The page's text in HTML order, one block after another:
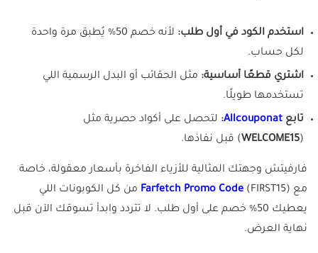
استخدم الكود في أول طلب:
لأنه خصم 50% يُطبق مرة واحدة
لكل حساب.
اشتري قطعًا أساسية: مثل الحقائب أو البدل الرسمية اللي
تستخدمها طويلًا.
تابع Allcouponat
: لتحصل على أكواد حصرية مثل
(
WELCOME15) قبل نفاذها.
فارفيتش وجهتك المثالية للأزياء الفاخرة بأسعار معقولة، خاصة
مع
Farfetch Promo Code (FIRST15) من كل الكوبونات اللي
يعطيك 50% خصم على أول طلب. لا تتردد وابدأ تسوقك الآن قبل
نهاية العرض.